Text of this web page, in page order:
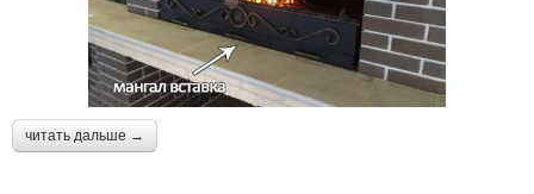
читать дальше →